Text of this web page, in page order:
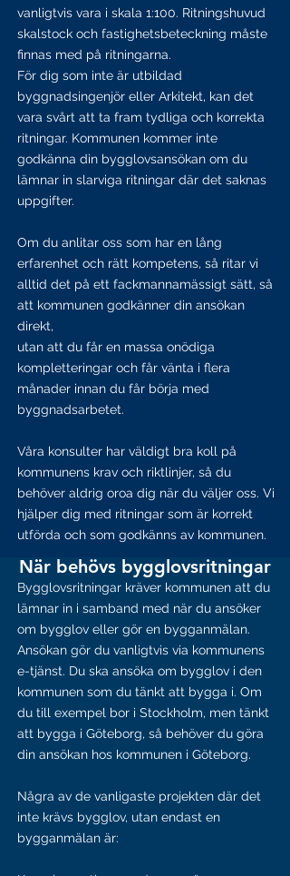
vanligtvis vara i skala 1:100. Ritningshuvud
skalstock och fastighetsbeteckning måste
finnas med på ritningarna.
För dig som inte är utbildad
byggnadsingenjör eller Arkitekt, kan det
vara svårt att ta fram tydliga och korrekta
ritningar. Kommunen kommer inte
godkänna din bygglovsansökan om du
lämnar in slarviga ritningar där det saknas
uppgifter.
Om du anlitar oss som har en lång
erfarenhet och rätt kompetens, så ritar vi
alltid det på ett fackmannamässigt sätt, så
att kommunen godkänner din ansökan
direkt,
utan att du får en massa onödiga
kompletteringar och får vänta i flera
månader innan du får börja med
byggnadsarbetet.
Våra konsulter har väldigt bra koll på
kommunens krav och riktlinjer, så du
behöver aldrig oroa dig när du väljer oss. Vi
hjälper dig med ritningar som är korrekt
utförda och som godkänns av kommunen.
När behövs bygglovsritningar
Bygglovsritningar kräver kommunen att du
lämnar in i samband med när du ansöker
om bygglov eller gör en bygganmälan.
Ansökan gör du vanligtvis via kommunens
e-tjänst. Du ska ansöka om bygglov i den
kommunen som du tänkt att bygga i. Om
du till exempel bor i Stockholm, men tänkt
att bygga i Göteborg, så behöver du göra
din ansökan hos kommunen i Göteborg.
Några av de vanligaste projekten där det
inte krävs bygglov, utan endast en
bygganmälan är: